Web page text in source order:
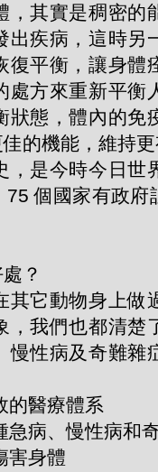
，其實是稠密的
出疾病，這時另
復平衡，讓身體
處方來重新平衡
狀態，體內的免
的機能，維持
，是今時今日世
個國家有政府
？
其它動物身上做
，我們也都清楚
慢性病及奇難雜
的醫療體系
急病、慢性病和
害身體